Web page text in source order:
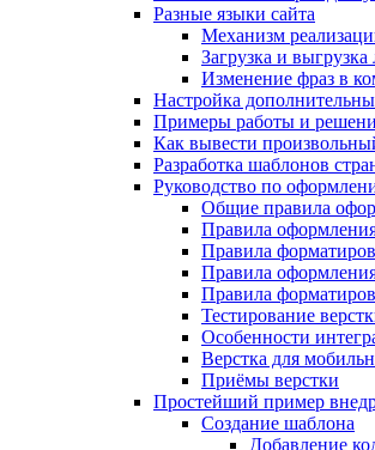
Разные языки сайта
Механизм
Загрузка и выгрузка
Изменение фраз в
Настройка
Примеры работы и
Как вывести
Разработка шаблонов
Руководство по
Общие правила
Правила
Правила
Правила
Правила
Тестирование
Особенности
Верстка для
Приёмы верстки
Простейший пример
Создание шаблона
Добавление